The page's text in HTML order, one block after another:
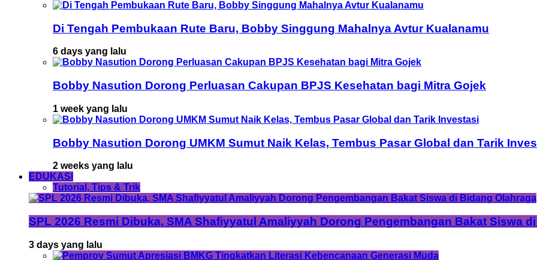
Di Tengah Pembukaan Rute Baru, Bobby Singgung Mahalnya Avtur Kualanamu
6 days yang lalu
Bobby Nasution Dorong Perluasan Cakupan BPJS Kesehatan bagi Mitra Gojek
1 week yang lalu
Bobby Nasution Dorong UMKM Sumut Naik Kelas, Tembus Pasar Global dan Tarik
2 weeks yang lalu
EDUKASI
Tutorial, Tips & Trik
SPL 2026 Resmi Dibuka, SMA Shafiyyatul Amaliyyah Dorong Pengembangan Bakat Siswa
3 days yang lalu